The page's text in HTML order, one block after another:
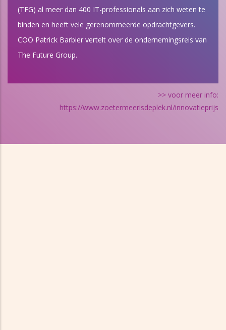
(TFG) al meer dan 400 IT-professionals aan zich weten te
binden en heeft vele gerenommeerde opdrachtgevers.
COO Patrick Barbier vertelt over de ondernemingsreis van
The Future Group.
>> voor meer info:
https://www.zoetermeerisdeplek.nl/innovatieprijs